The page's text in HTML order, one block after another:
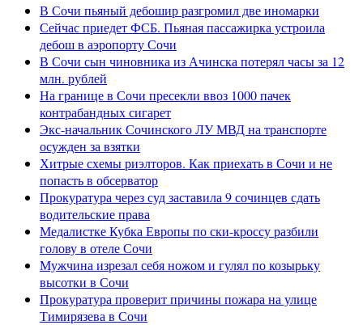
В Сочи пьяный дебошир разгромил две иномарки
Сейчас приедет ФСБ. Пьяная пассажирка устроила
дебош в аэропорту Сочи
В Сочи сын чиновника из Ачинска потерял часы за 12
млн. рублей
На границе в Сочи пресекли ввоз 1000 пачек
контрабандных сигарет
Экс-начальник Сочинского ЛУ МВД на транспорте
осужден за взятки
Хитрые схемы риэлторов. Как приехать в Сочи и не
попасть в обсерватор
Прокуратура через суд заставила 9 сочинцев сдать
водительские права
Медалистке Кубка Европы по ски-кроссу разбили
голову в отеле Сочи
Мужчина изрезал себя ножом и гулял по козырьку
высотки в Сочи
Прокуратура проверит причины пожара на улице
Тимирязева в Сочи